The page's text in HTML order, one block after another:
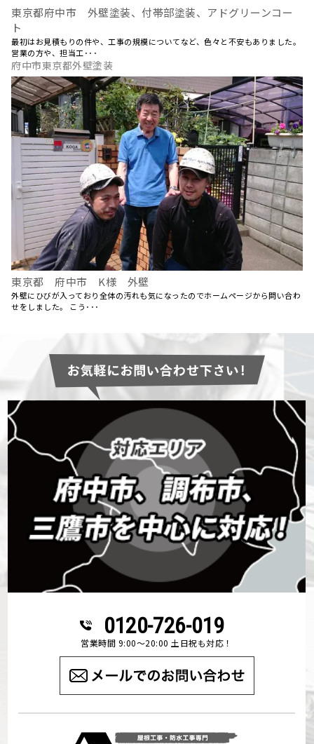
東京都府中市 外壁塗装、付帯部塗装、アドグリーンコー
ト
最初はお見積もりの件や、工事の規模についてなど、色々と不安もありました。
営業の方や、担当工･･･
府中市東京都外壁塗装
東京都 府中市 K様 外壁
外壁にひびが入っており全体の汚れも気になったのでホームページから問い合わ
せをしました。 こう･･･
0120-726-019
営業時間 9:00～20:00 土日祝も対応！